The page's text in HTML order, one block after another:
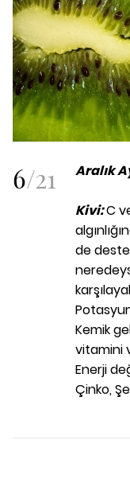
6/21 Aralık
Kivi:C
de
Kemik
vitamini
Enerji
Çinko,